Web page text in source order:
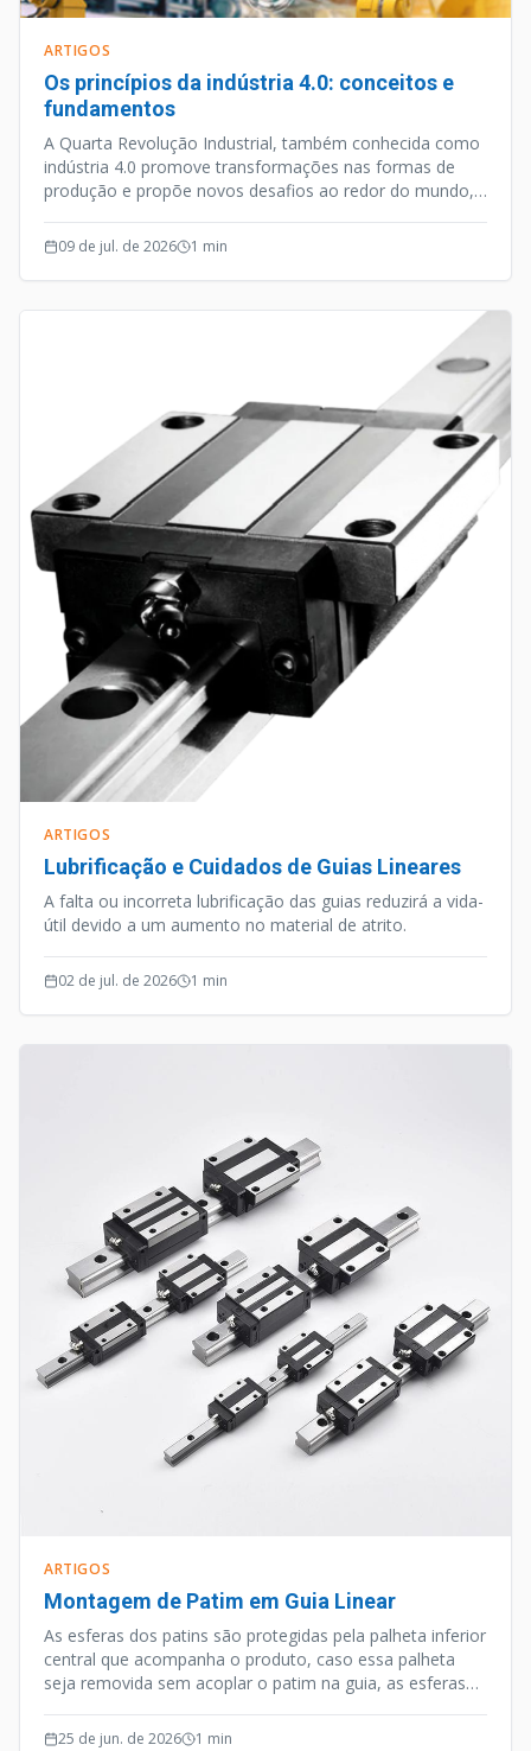
ARTIGOS
Os princípios da indústria 4.0: conceitos e
fundamentos
A Quarta Revolução Industrial, também conhecida como
indústria 4.0 promove transformações nas formas de
produção e propõe novos desafios ao redor do mundo,
fabricam, melhoram e distribuem seus produtos.
09 de jul. de 2026 1 min
ARTIGOS
Lubrificação e Cuidados de Guias Lineares
A falta ou incorreta lubrificação das guias reduzirá a vida-
útil devido a um aumento no material de atrito.
02 de jul. de 2026 1 min
ARTIGOS
Montagem de Patim em Guia Linear
As esferas dos patins são protegidas pela palheta inferior
central que acompanha o produto, caso essa palheta
seja removida sem acoplar o patim na guia, as esferas
25 de jun. de 2026 1 min